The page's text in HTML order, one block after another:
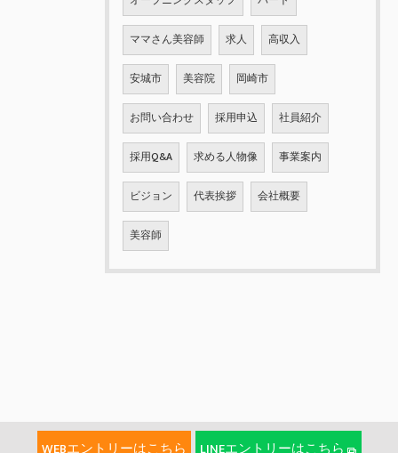
ママさん美容師 求人 高収入
安城市 美容院 岡崎市
お問い合わせ 採用申込 社員紹介
採用Q&A 求める人物像 事業案内
ビジョン 代表挨拶 会社概要
美容師